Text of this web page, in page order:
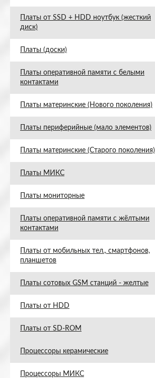
Платы от SSD + HDD ноутбук (жесткий
диск)
Платы (доски)
Платы оперативной памяти с белыми
контактами
Платы материнские (Нового поколения)
Платы периферийные (мало элементов)
Платы материнские (Старого поколения)
Платы МИКС
Платы мониторные
Платы оперативной памяти с жёлтыми
контактами
Платы от мобильных тел., смартфонов,
планшетов
Платы сотовых GSM станций - желтые
Платы от HDD
Платы от SD-ROM
Процессоры керамические
Процессоры МИКС